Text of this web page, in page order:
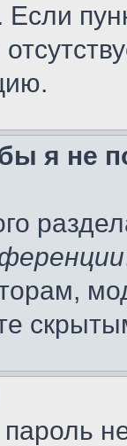
Если
я не